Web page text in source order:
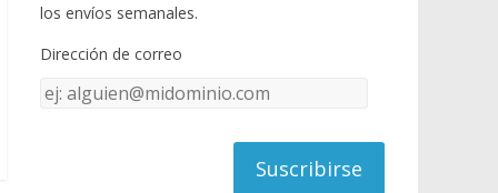
o
k e
C
los envíos semanales.
Dirección de correo
Dirección